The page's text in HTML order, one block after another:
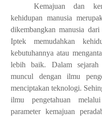
Kemajuan dan
kehidupan manusia
dikembangkan manusia
Iptek memudahkan
kebutuhannya atau
lebih baik. Dalam sejarah
muncul dengan ilmu
menciptakan teknologi.
ilmu pengetahuan
parameter kemajuan